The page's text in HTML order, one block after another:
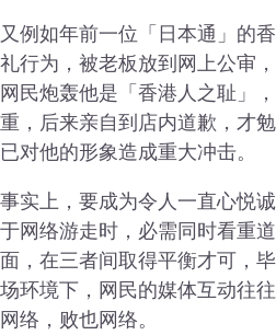
又例如年前一位「日本通」的
礼行为，被老板放到网上公审
网民炮轰他是「香港人之耻」
重，后来亲自到店内道歉，才
已对他的形象造成重大冲击。
事实上，要成为令人一直心悦
于网络游走时，必需同时看重
面，在三者间取得平衡才可，
场环境下，网民的媒体互动往
网络，败也网络。